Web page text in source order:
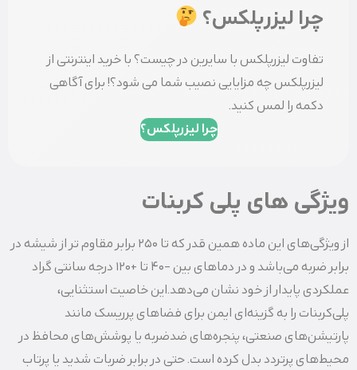
چرا لیزرپلکس؟
تفاوت لیزرپلکس با سایرین در چیست؟ با خرید اینترنتی از
لیزرپلکس چه مزایایی نصیب شما می شود؟! برای آگاهی
دکمه را لمس کنید.
چرا لیزرپلکس؟
ویژگی‌ های پلی کربنات
از ویژگی‌های این ماده همین قدر که تا 250 برابر مقاوم‌ تر از شیشه در
برابر ضربه می‌باشد و در دماهای بین -40 تا +120 درجه سانتی‌ گراد
عملکردی پایدار از خود نشان می‌دهد.این خاصیت استثنایی،
پلی‌کربنات را به گزینه‌ای ایمن برای فضاهای پرریسک مانند
پارتیشن‌های صنعتی، پنجره‌های ضدضربه یا پوشش‌های محافظ در
محیط‌های پرتردد بدل کرده است. حتی در برابر ضربات شدید یا پرتاب